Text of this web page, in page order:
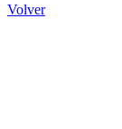
Volver